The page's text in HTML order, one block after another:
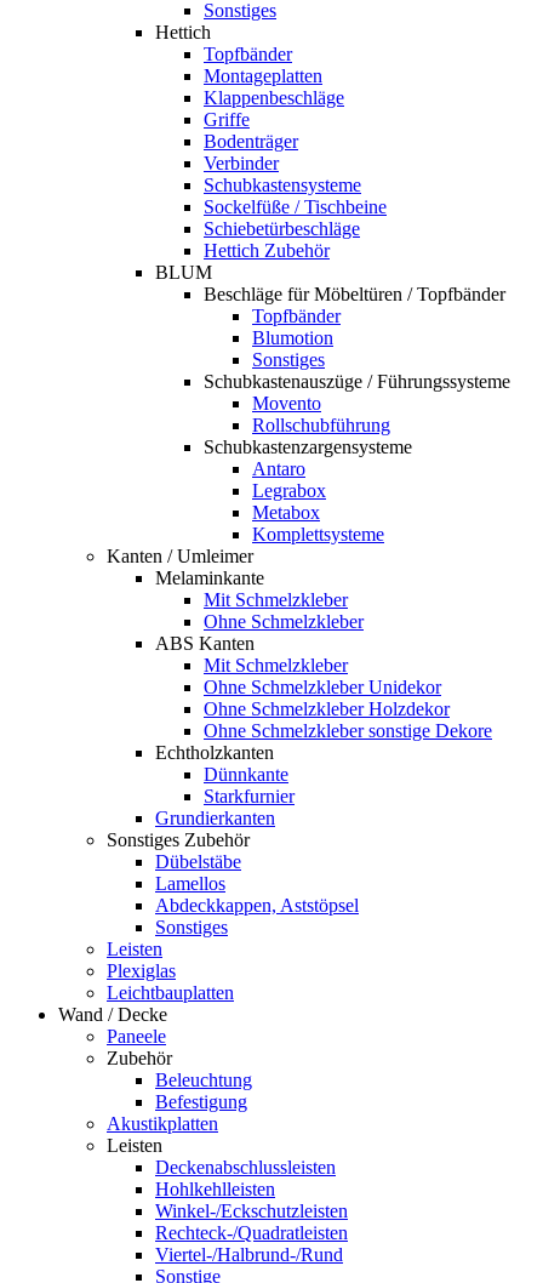
Sonstiges
Hettich
Topfbänder
Montageplatten
Klappenbeschläge
Griffe
Bodenträger
Verbinder
Schubkastensysteme
Sockelfüße / Tischbeine
Schiebetürbeschläge
Hettich Zubehör
BLUM
Beschläge für Möbeltüren / Topfbänder
Topfbänder
Blumotion
Sonstiges
Schubkastenauszüge / Führungssysteme
Movento
Rollschubführung
Schubkastenzargensysteme
Antaro
Legrabox
Metabox
Komplettsysteme
Kanten / Umleimer
Melaminkante
Mit Schmelzkleber
Ohne Schmelzkleber
ABS Kanten
Mit Schmelzkleber
Ohne Schmelzkleber Unidekor
Ohne Schmelzkleber Holzdekor
Ohne Schmelzkleber sonstige Dekore
Echtholzkanten
Dünnkante
Starkfurnier
Grundierkanten
Sonstiges Zubehör
Dübelstäbe
Lamellos
Abdeckkappen, Aststöpsel
Sonstiges
Leisten
Plexiglas
Leichtbauplatten
Wand / Decke
Paneele
Zubehör
Beleuchtung
Befestigung
Akustikplatten
Leisten
Deckenabschlussleisten
Hohlkehlleisten
Winkel-/Eckschutzleisten
Rechteck-/Quadratleisten
Viertel-/Halbrund-/Rund
Sonstige